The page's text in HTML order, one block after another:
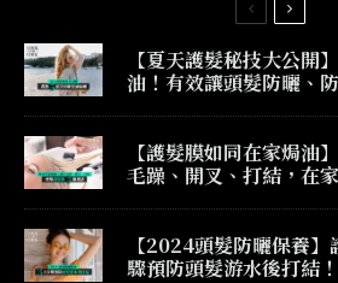
【夏天護髮秘技大公開
油！有效讓頭髮防曬、
【護髮膜如同在家焗油
毛躁、開叉、打結，在
【2024頭髮防曬保養
驟預防頭髮游水後打結！